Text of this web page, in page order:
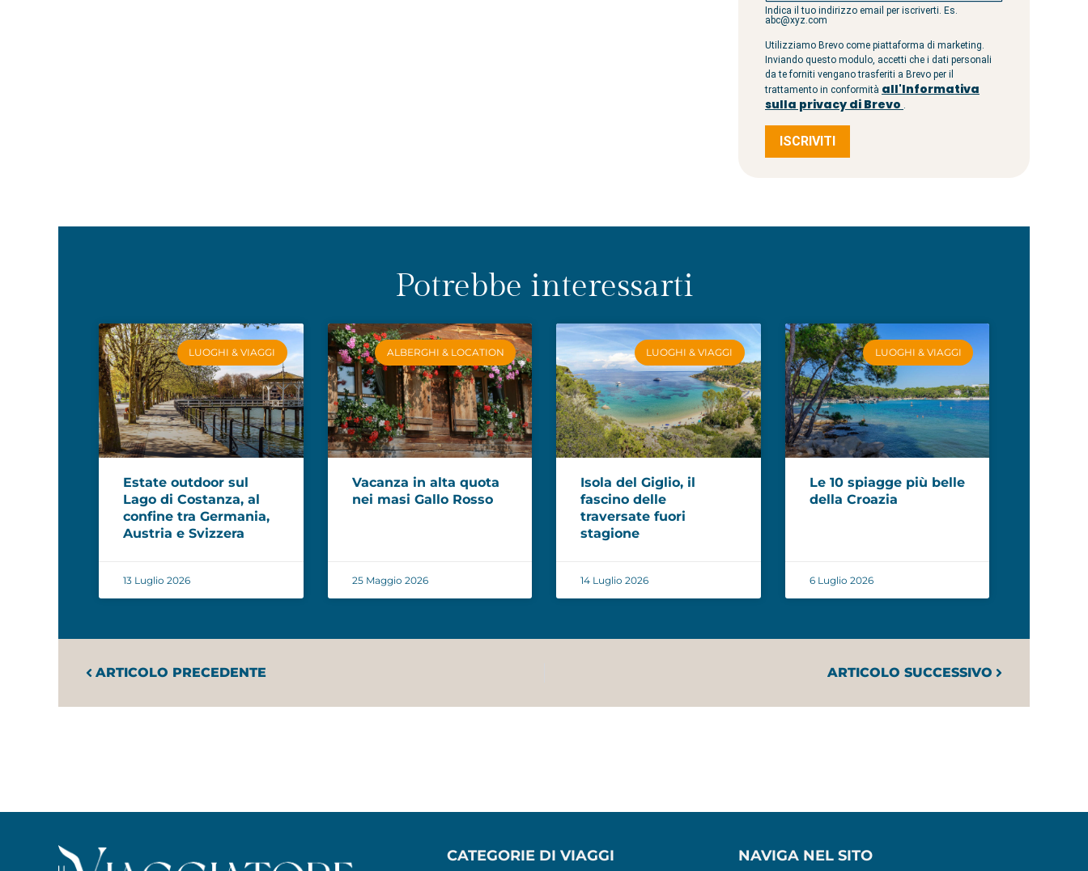
Indica il tuo indirizzo email per iscriverti. Es.
abc@xyz.com
Utilizziamo Brevo come piattaforma di marketing.
Inviando questo modulo, accetti che i dati personali
da te forniti vengano trasferiti a Brevo per il
trattamento in conformità all'Informativa
sulla privacy di Brevo
ISCRIVITI
Potrebbe interessarti
LUOGHI & VIAGGI
Estate outdoor sul
Lago di Costanza, al
confine tra Germania,
Austria e Svizzera
13 Luglio 2026
ALBERGHI & LOCATION
Vacanza in alta quota
nei masi Gallo Rosso
25 Maggio 2026
LUOGHI & VIAGGI
Isola del Giglio, il
fascino delle
traversate fuori
stagione
14 Luglio 2026
LUOGHI & VIAGGI
Le 10 spiagge più belle
della Croazia
6 Luglio 2026
ARTICOLO PRECEDENTE ARTICOLO SUCCESSIVO
CATEGORIE DI VIAGGI NAVIGA NEL SITO